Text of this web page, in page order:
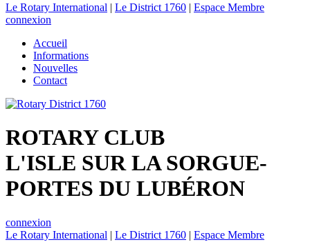
Le Rotary International | Le District 1760 | Espace Membre
connexion
Accueil
Informations
Nouvelles
Contact
ROTARY CLUB
L'ISLE SUR LA SORGUE-
PORTES DU LUBÉRON
connexion
Le Rotary International | Le District 1760 | Espace Membre